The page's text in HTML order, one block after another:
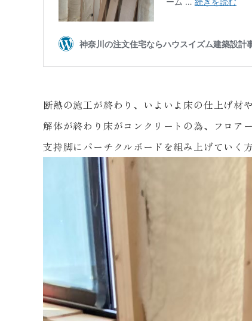
断熱の施工が終わり、いよいよ床の仕上げ材
解体が終わり床がコンクリートの為、フロア
支持脚にパーチクルボードを組み上げていく